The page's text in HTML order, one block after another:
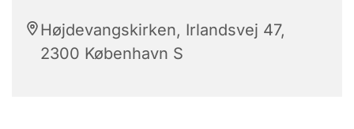
Højdevangskirken, Irlandsvej 47,
2300 København S